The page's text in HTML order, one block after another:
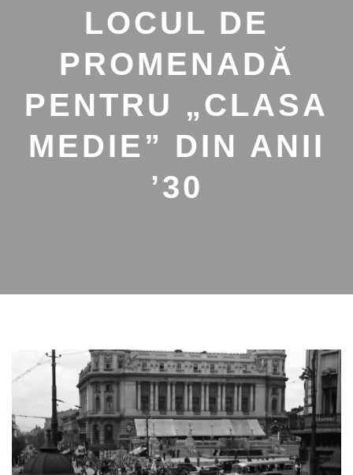
LOCUL DE
PROMENADĂ
PENTRU „CLASA
MEDIE” DIN ANII
’30